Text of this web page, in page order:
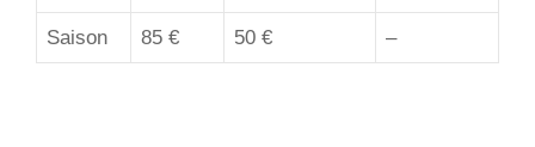
Saison 85 € 50 € –